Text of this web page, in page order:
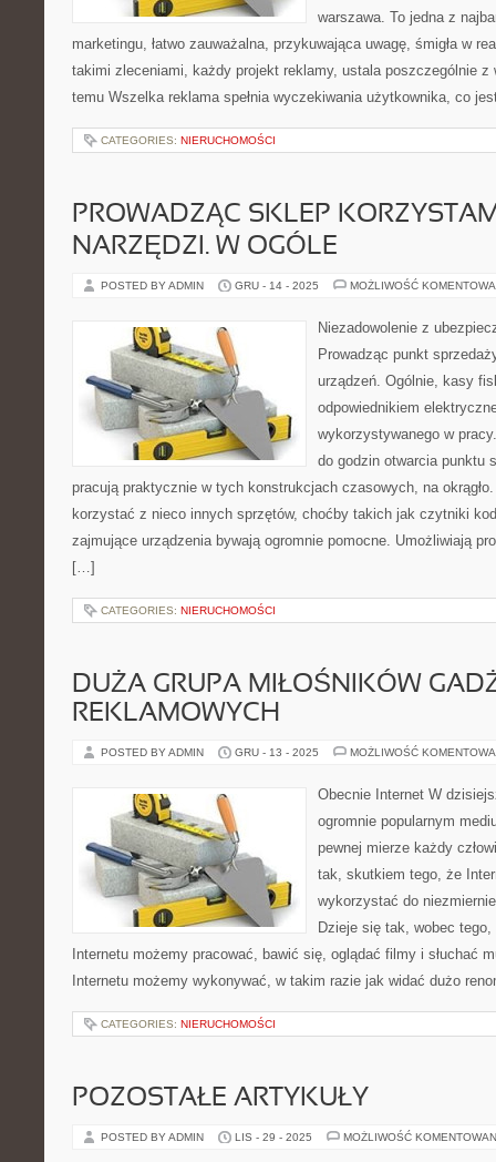
warszawa. To jedna z
marketingu, łatwo zauważalna, przykuwająca uwagę, śmigła w
takimi zleceniami, każdy projekt reklamy, ustala poszczególnie
temu Wszelka reklama spełnia wyczekiwania użytkownika, co
CATEGORIES: NIERUCHOMOŚCI
PROWADZĄC SKLEP
NARZĘDZI. W OGÓLE
POSTED BY ADMIN GRU - 14 - 2025 MOŻLIWOŚĆ
Niezadowolenie z
Prowadząc punkt
urządzeń. Ogólnie, kasy
odpowiednikiem
wykorzystywanego w
do godzin otwarcia punktu
pracują praktycznie w tych konstrukcjach czasowych, na
korzystać z nieco innych sprzętów, choćby takich jak czytniki
zajmujące urządzenia bywają ogromnie pomocne. Umożliwiają
[…]
CATEGORIES: NIERUCHOMOŚCI
DUŻA GRUPA MIŁOŚNIKÓW
REKLAMOWYCH
POSTED BY ADMIN GRU - 13 - 2025 MOŻLIWOŚĆ
Obecnie Internet W
ogromnie popularnym
pewnej mierze każdy
tak, skutkiem tego, że
wykorzystać do
Dzieje się tak, wobec
Internetu możemy pracować, bawić się, oglądać filmy i słuchać
Internetu możemy wykonywać, w takim razie jak widać dużo
CATEGORIES: NIERUCHOMOŚCI
POZOSTAŁE ARTYKUŁY
POSTED BY ADMIN LIS - 29 - 2025 MOŻLIWOŚĆ